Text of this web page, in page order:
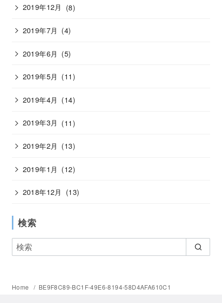
2019年12月 (8)
2019年7月 (4)
2019年6月 (5)
2019年5月 (11)
2019年4月 (14)
2019年3月 (11)
2019年2月 (13)
2019年1月 (12)
2018年12月 (13)
検索
Home BE9F8C89-BC1F-49E6-8194-58D4AFA610C1